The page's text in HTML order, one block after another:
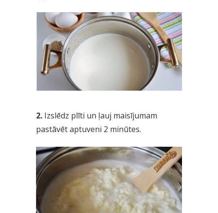
2. Izslēdz plīti un ļauj maisījumam
pastāvēt aptuveni 2 minūtes.